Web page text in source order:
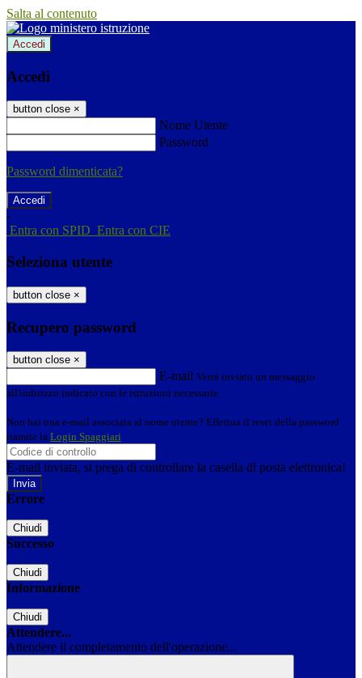
Salta al contenuto
Accedi
Accedi
button close ×
Nome Utente
Password
Password dimenticata?
-
Entra con SPID Entra con CIE
Seleziona utente
button close ×
Recupero password
button close ×
E-mail Verrà inviato un messaggio
all'indirizzo indicato con le istruzioni necessarie.
Non hai una e-mail associata al nome utente? Effettua il reset della password
tramite la Login Spaggiari
E-mail inviata, si prega di controllare la casella di posta elettronica!
Errore
Chiudi
Successo
Chiudi
Informazione
Chiudi
Attendere...
Attendere il completamento dell'operazione...